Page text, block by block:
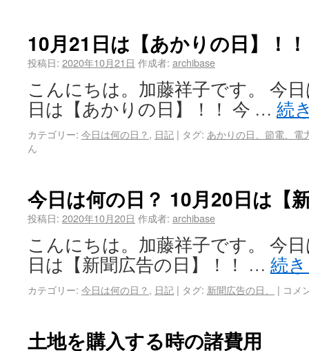
10月21日は【あかりの日】！！
投稿日: 2020年10月21日 作成者: archibase
こんにちは。加藤祥子です。 今
日は【あかりの日】！！ 今 … 続
カテゴリー: 今日は何の日？ , 日記 | タグ: あかりの日、節電、電
ん
今日は何の日？ 10月20日は【
投稿日: 2020年10月20日 作成者: archibase
こんにちは。加藤祥子です。 今
日は【新聞広告の日】！！ … 続
カテゴリー: 今日は何の日？ , 日記 | タグ: 新聞広告の日、 | コメ
土地を購入する時の諸費用